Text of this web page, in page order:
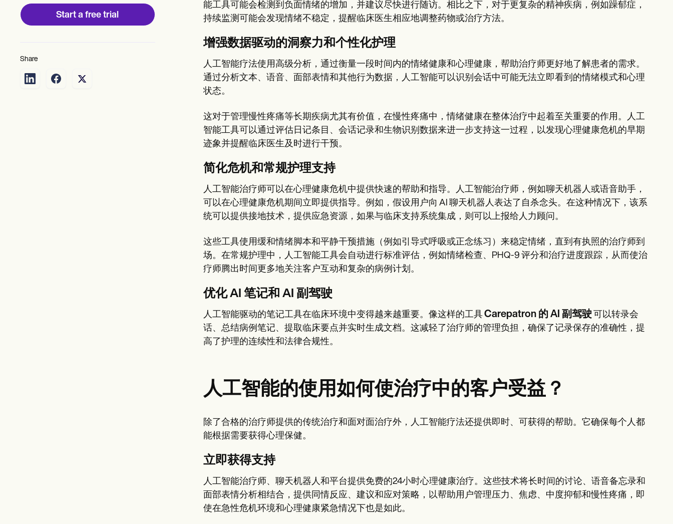
Get started
Start a free trial
Share
能工具可能会检测到负面情绪的增加，并建议尽快进行随访。相比之下，对于更复杂的精神疾病，例如躁郁症，
持续监测可能会发现情绪不稳定，提醒临床医生相应地调整药物或治疗方法。
增强数据驱动的洞察力和个性化护理
人工智能疗法使用高级分析，通过衡量一段时间内的情绪健康和心理健康，帮助治疗师更好地了解患者的需求。
通过分析文本、语音、面部表情和其他行为数据，人工智能可以识别会话中可能无法立即看到的情绪模式和心理
状态。
这对于管理慢性疼痛等长期疾病尤其有价值，在慢性疼痛中，情绪健康在整体治疗中起着至关重要的作用。人工
智能工具可以通过评估日记条目、会话记录和生物识别数据来进一步支持这一过程，以发现心理健康危机的早期
迹象并提醒临床医生及时进行干预。
简化危机和常规护理支持
人工智能治疗师可以在心理健康危机中提供快速的帮助和指导。人工智能治疗师，例如聊天机器人或语音助手，
可以在心理健康危机期间立即提供指导。例如，假设用户向 AI 聊天机器人表达了自杀念头。在这种情况下，该系
统可以提供接地技术，提供应急资源，如果与临床支持系统集成，则可以上报给人力顾问。
这些工具使用缓和情绪脚本和平静干预措施（例如引导式呼吸或正念练习）来稳定情绪，直到有执照的治疗师到
场。在常规护理中，人工智能工具会自动进行标准评估，例如情绪检查、PHQ-9 评分和治疗进度跟踪，从而使治
疗师腾出时间更多地关注客户互动和复杂的病例计划。
优化 AI 笔记和 AI 副驾驶
人工智能驱动的笔记工具在临床环境中变得越来越重要。像这样的工具Carepatron 的 AI 副驾驶可以转录会
话、总结病例笔记、提取临床要点并实时生成文档。这减轻了治疗师的管理负担，确保了记录保存的准确性，提
高了护理的连续性和法律合规性。
人工智能的使用如何使治疗中的客户受益？
除了合格的治疗师提供的传统治疗和面对面治疗外，人工智能疗法还提供即时、可获得的帮助。它确保每个人都
能根据需要获得心理保健。
立即获得支持
人工智能治疗师、聊天机器人和平台提供免费的24小时心理健康治疗。这些技术将长时间的讨论、语音备忘录和
面部表情分析相结合，提供同情反应、建议和应对策略，以帮助用户管理压力、焦虑、中度抑郁和慢性疼痛，即
使在急性危机环境和心理健康紧急情况下也是如此。